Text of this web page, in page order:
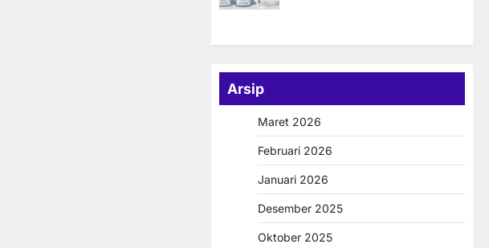
Arsip
Maret 2026
Februari 2026
Januari 2026
Desember 2025
Oktober 2025